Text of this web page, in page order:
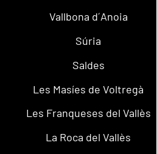
Vallbona d´Anoia
Súria
Saldes
Les Masíes de Voltregà
Les Franqueses del Vallès
La Roca del Vallès